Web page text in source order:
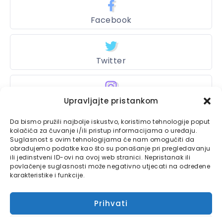
Upravljajte pristankom
Da bismo pružili najbolje iskustvo, koristimo tehnologije poput
kolačića za čuvanje i/ili pristup informacijama o uređaju.
Suglasnost s ovim tehnologijama će nam omogućiti da
obrađujemo podatke kao što su ponašanje pri pregledavanju
ili jedinstveni ID-ovi na ovoj web stranici. Nepristanak ili
povlačenje suglasnosti može negativno utjecati na određene
karakteristike i funkcije.
Prihvati
Facebook
Twitter
Instagram
Bajtbox
Linkovi
Kontaktirajte nas
Impressum
Bajtbox koristi
usluge.